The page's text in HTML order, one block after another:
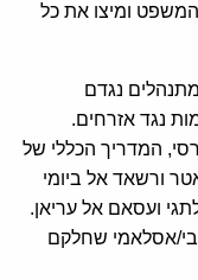
המשפט ומיצו את כל
נגדם
נגד אזרחים.
המדריך הכללי של
ורשאד אל ביומי
ועסאם אל עריאן.
אסלאמי שחלקם